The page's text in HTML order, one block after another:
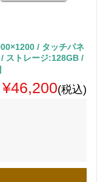
/ タッチパネ
ストレージ:128GB /
¥46,200(税込)